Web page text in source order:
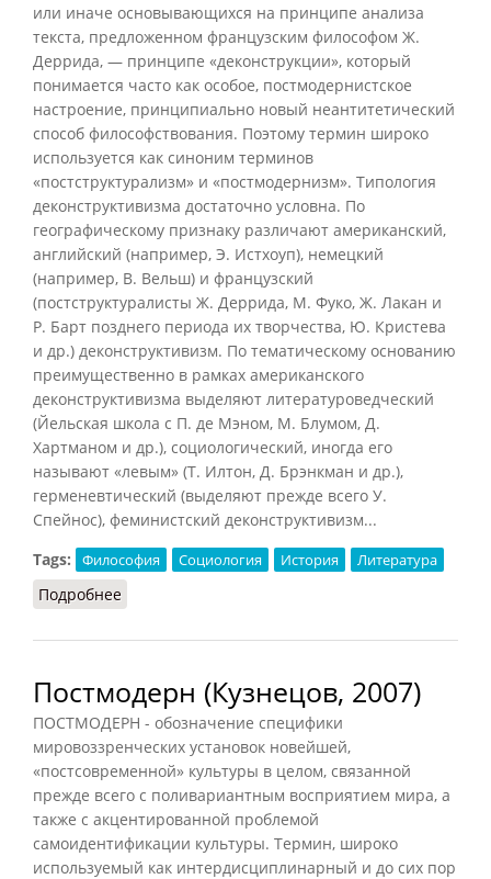
или иначе основывающихся на принципе анализа
текста, предложенном французским философом Ж.
Деррида, — принципе «деконструкции», который
понимается часто как особое, постмодернистское
настроение, принципиально новый неантитетический
способ философствования. Поэтому термин широко
используется как синоним терминов
«постструктурализм» и «постмодернизм». Типология
деконструктивизма достаточно условна. По
географическому признаку различают американский,
английский (например, Э. Истхоуп), немецкий
(например, В. Вельш) и французский
(постструктуралисты Ж. Деррида, М. Фуко, Ж. Лакан и
Р. Барт позднего периода их творчества, Ю. Кристева
и др.) деконструктивизм. По тематическому основанию
преимущественно в рамках американского
деконструктивизма выделяют литературоведческий
(Йельская школа с П. де Мэном, М. Блумом, Д.
Хартманом и др.), социологический, иногда его
называют «левым» (Т. Илтон, Д. Брэнкман и др.),
герменевтический (выделяют прежде всего У.
Спейнос), феминистский деконструктивизм...
Tags:
Философия Социология История Литература
Подробнее
Постмодерн (Кузнецов, 2007)
ПОСТМОДЕРН - обозначение специфики
мировоззренческих установок новейшей,
«постсовременной» культуры в целом, связанной
прежде всего с поливариантным восприятием мира, а
также с акцентированной проблемой
самоидентификации культуры. Термин, широко
используемый как интердисциплинарный и до сих пор